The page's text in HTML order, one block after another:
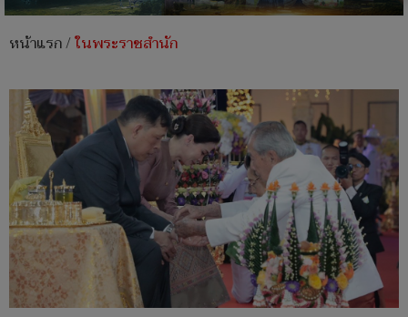
หน้าแรก/ในพระราชสำนัก